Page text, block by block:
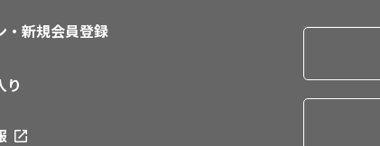
・新規会員登録
り